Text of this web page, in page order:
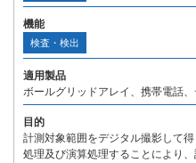
機能
検査・検出
適用製品
ボールグリッドアレイ、携帯電話
目的
計測対象範囲をデジタル撮影して
処理及び演算処理することにより